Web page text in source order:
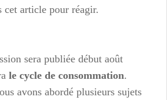
cet article pour réagir.
sera publiée début août
le cycle de consommation.
avons abordé plusieurs sujets